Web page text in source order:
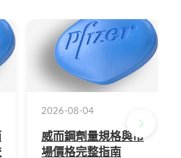
2026-08-04
威而鋼劑量規格與市
場價格完整指南